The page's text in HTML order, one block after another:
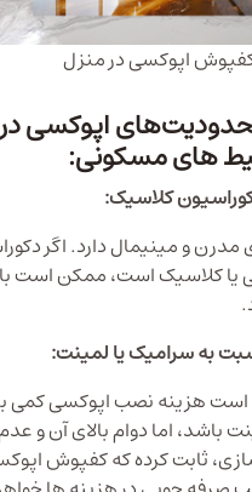
اپوکسی در منزل
اپوکسی در
های مسکونی:
کلاسیک:
مدرن و مینیمال دارد. اگر
یا کلاسیک است، ممکن است
به سرامیک یا لمینت:
هزینه نصب اپوکسی کمی
باشد، اما دوام بالای آن و عدم
ثابت کرده که کفپوش